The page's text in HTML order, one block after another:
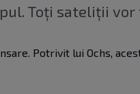
Toți sateliții
Potrivit lui Ochs,